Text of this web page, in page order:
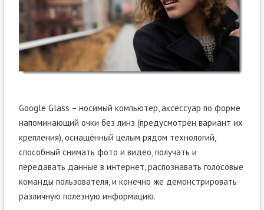
Google Glass – носимый компьютер, аксессуар по форме
напоминающий очки без линз (предусмотрен вариант их
крепления), оснащённый целым рядом технологий,
способный снимать фото и видео, получать и
передавать данные в интернет, распознавать голосовые
команды пользователя, и конечно же демонстрировать
различную полезную информацию.